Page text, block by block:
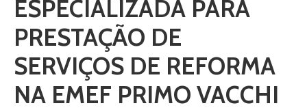
ESPECIALIZADA PARA
PRESTAÇÃO DE
SERVIÇOS DE REFORMA
NA EMEF PRIMO VACCHI